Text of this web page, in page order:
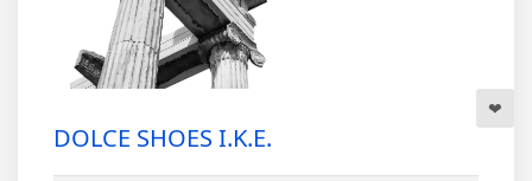
DOLCE SHOES Ι.Κ.Ε.